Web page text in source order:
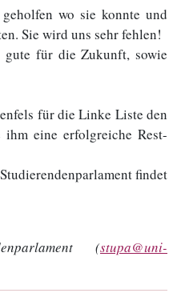
wo sie konnte und
Sie wird uns sehr fehlen!
gute für die Zukunft, sowie
für die Linke Liste den
eine erfolgreiche Rest-
findet
(stupa@uni-